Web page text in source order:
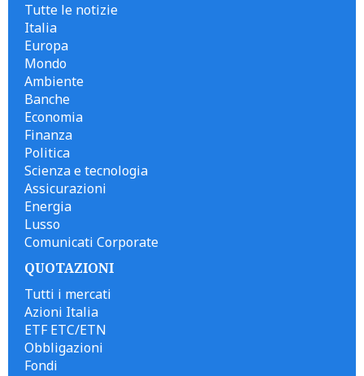
Tutte le notizie
Italia
Europa
Mondo
Ambiente
Banche
Economia
Finanza
Politica
Scienza e tecnologia
Assicurazioni
Energia
Lusso
Comunicati Corporate
QUOTAZIONI
Tutti i mercati
Azioni Italia
ETF ETC/ETN
Obbligazioni
Fondi